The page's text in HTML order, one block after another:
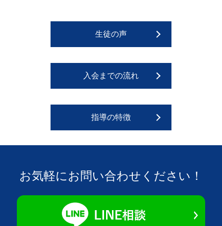
生徒の声
入会までの流れ
指導の特徴
お気軽にお問い合わせください！